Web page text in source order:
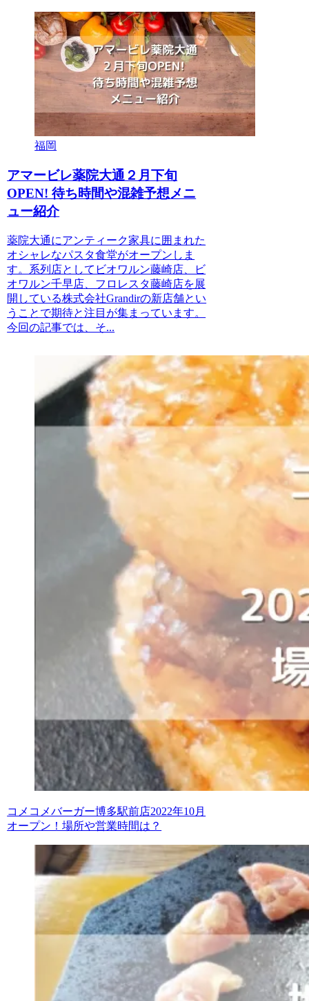
福岡
アマービレ薬院大通２月下旬
OPEN! 待ち時間や混雑予想メニ
ュー紹介
薬院大通にアンティーク家具に囲まれた
オシャレなパスタ食堂がオープンしま
す。系列店としてビオワルン藤崎店、ビ
オワルン千早店、フロレスタ藤崎店を展
開している株式会社Grandirの新店舗とい
うことで期待と注目が集まっています。
今回の記事では、そ...
コメコメバーガー博多駅前店2022年10月
オープン！場所や営業時間は？